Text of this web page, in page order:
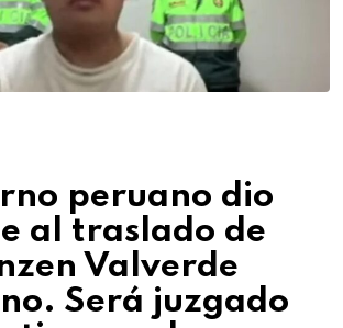
peruano dio
al traslado de
Valverde
Será juzgado